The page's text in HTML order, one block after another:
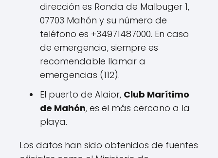
dirección es Ronda de Malbuger 1,
07703 Mahón y su número de
teléfono es +34971487000. En caso
de emergencia, siempre es
recomendable llamar a
emergencias (112).
El puerto de Alaior, Club Marítimo
de Mahón, es el más cercano a la
playa.
Los datos han sido obtenidos de fuentes